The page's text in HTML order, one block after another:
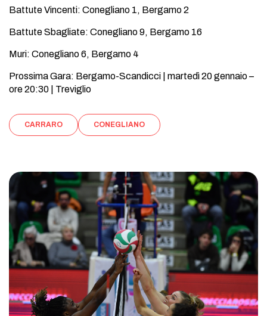
Battute Vincenti: Conegliano 1, Bergamo 2
Battute Sbagliate: Conegliano 9, Bergamo 16
Muri: Conegliano 6, Bergamo 4
Prossima Gara: Bergamo-Scandicci | martedì 20 gennaio –
ore 20:30 | Treviglio
CARRARO CONEGLIANO